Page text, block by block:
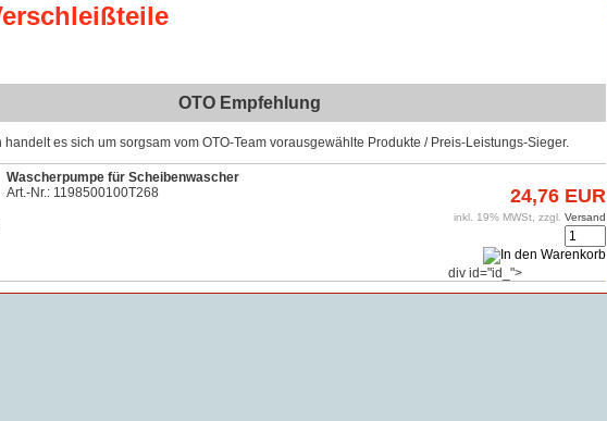
OTO Empfehlung
handelt es sich um sorgsam vom OTO-Team vorausgewählte Produkte / Preis-Leistungs-Sieger.
Wascherpumpe für Scheibenwascher
Art.-Nr.: 1198500100T268
24,76 EUR
inkl. 19% MWSt, zzgl. Versand
div id="id_">